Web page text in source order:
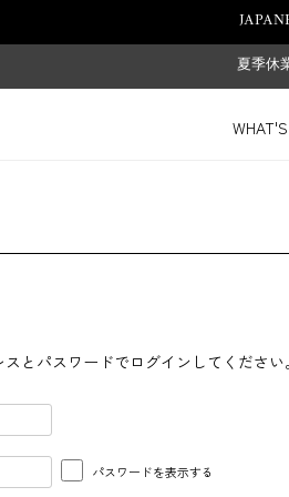
夏季休
とパスワードでログインしてください。
パスワードを表示する